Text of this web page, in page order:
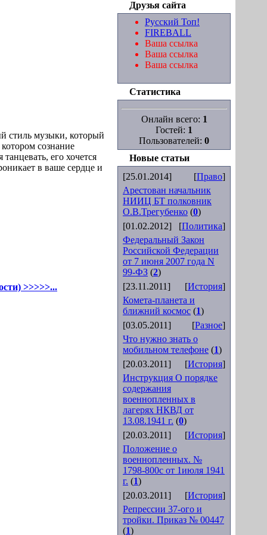
стиль музыки, который
сознание
его хочется
в ваше сердце и
>>>>>...
Друзья сайта
Русский Топ!
FIREBALL
Ваша ссылка
Ваша ссылка
Ваша ссылка
Статистика
Онлайн всего: 1
Гостей: 1
Пользователей: 0
Новые статьи
[25.01.2014]
[Право]
Арестован начальник
НИИЦ БТ полковник
О.В.Трегубенко (0)
[01.02.2012]
[Политика]
Федеральный Закон
Российской Федерации
от 7 июня 2007 года N
99-ФЗ (2)
[23.11.2011]
[История]
Комета-планета и
ближний космос (1)
[03.05.2011]
[Разное]
Что нужно знать о
мобильном телефоне (1)
[20.03.2011]
[История]
Инструкция О порядке
содержания
военнопленных в
лагерях НКВД от
13.08.1941 г. (0)
[20.03.2011]
[История]
Положение о
военнопленных. №
1798-800с от 1июля 1941
г. (1)
[20.03.2011]
[История]
Репрессии 37-ого и
тройки. Приказ № 00447
(1)